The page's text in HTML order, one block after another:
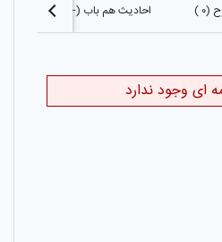
(۰ ) احادیث هم باب (-۱)
ای وجود ندارد